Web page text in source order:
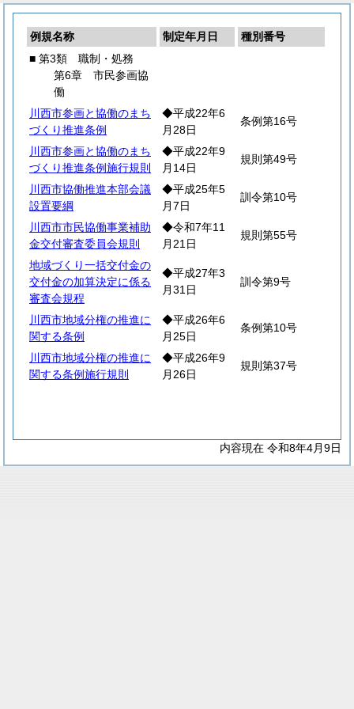
例規名称 制定年月日
種別番号
■ 第3類 職制・処務
第6章 市民参画協
働
川西市参画と協働のまち
づくり推進条例
◆平成22年6
月28日
条例第16号
川西市参画と協働のまち
づくり推進条例施行規則
◆平成22年9
月14日
規則第49号
川西市協働推進本部会議
設置要綱
◆平成25年5
月7日
訓令第10号
川西市市民協働事業補助
金交付審査委員会規則
◆令和7年11
月21日
規則第55号
地域づくり一括交付金の
交付金の加算決定に係る
審査会規程
◆平成27年3
月31日
訓令第9号
川西市地域分権の推進に
関する条例
◆平成26年6
月25日
条例第10号
川西市地域分権の推進に
関する条例施行規則
◆平成26年9
月26日
規則第37号
内容現在 令和8年4月9日